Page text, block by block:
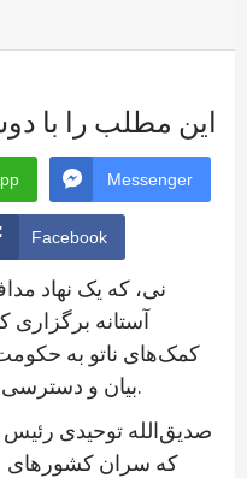
این مطلب را با
Messenger
Facebook
نی، که یک نهاد
آستانه
کمک‌های ناتو به
بیان و دسترسی آزاد به اطلاعات مشروط شود.
صدیق‌الله توحیدی
که سران کشورهای